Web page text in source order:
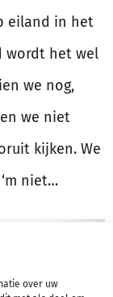
over uw
eiland in het
wordt het wel
we nog,
we niet
kijken. We
niet…